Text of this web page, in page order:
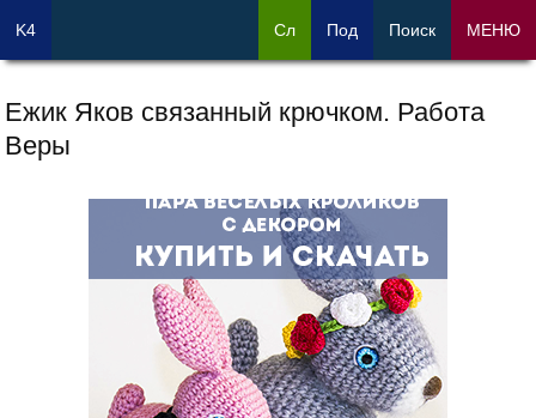
Ежик Яков связанный крючком. Работа
Веры
K4 Сл Под Поиск МЕНЮ